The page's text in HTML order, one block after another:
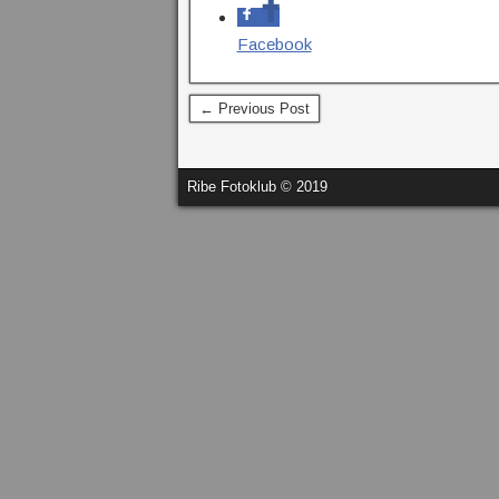
Facebook
← Previous Post
Ribe Fotoklub © 2019